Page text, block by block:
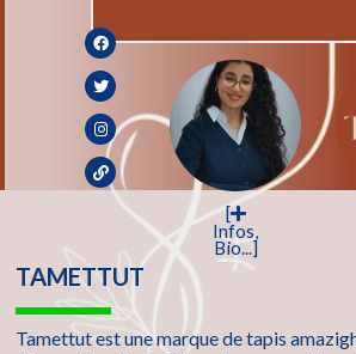
[
Infos,
Bio...]
TAMETTUT
Tamettut est une marque de tapis